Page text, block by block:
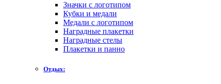
Значки с логотипом
Кубки и медали
Медали с логотипом
Наградные плакетки
Наградные стелы
Плакетки и панно
Отдых: